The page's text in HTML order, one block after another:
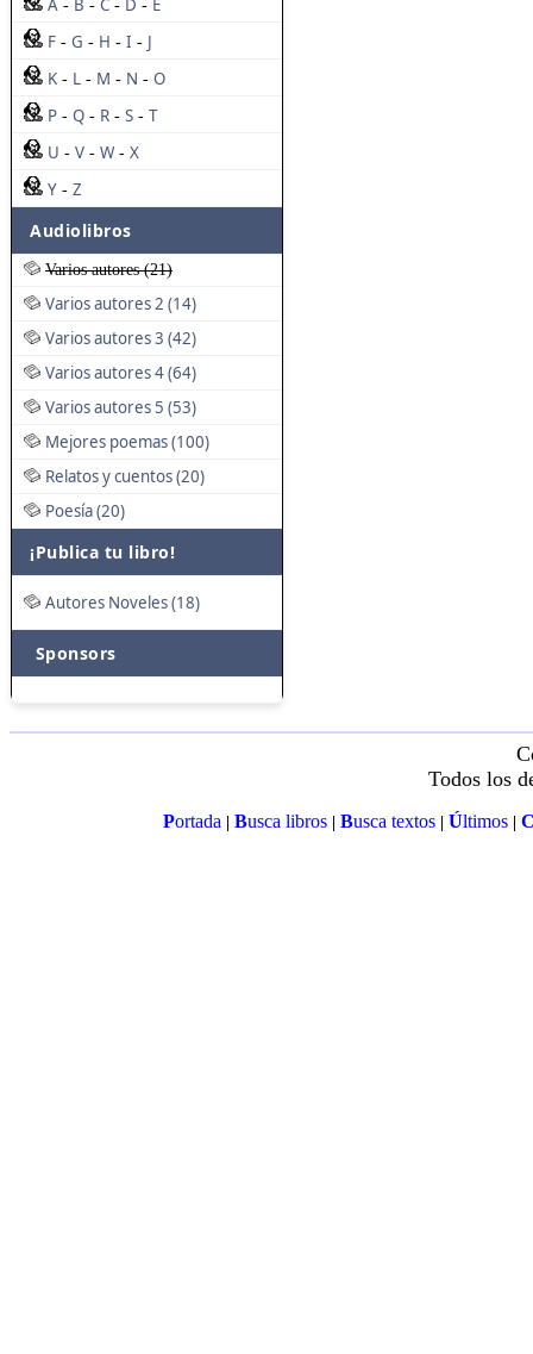
A - B - C - D - E
F - G - H - I - J
K - L - M - N - O
P - Q - R - S - T
U - V - W - X
Y - Z
Audiolibros
Varios autores (21)
Varios autores 2 (14)
Varios autores 3 (42)
Varios autores 4 (64)
Varios autores 5 (53)
Mejores poemas (100)
Relatos y cuentos (20)
Poesía (20)
¡Publica tu libro!
Autores Noveles (18)
Sponsors
Todos los
Portada| Busca libros| Busca textos| Últimos|